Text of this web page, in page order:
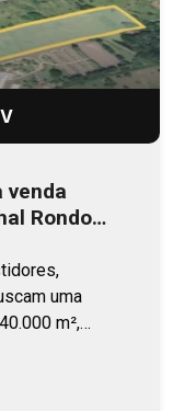
venda
Rondon -
uma